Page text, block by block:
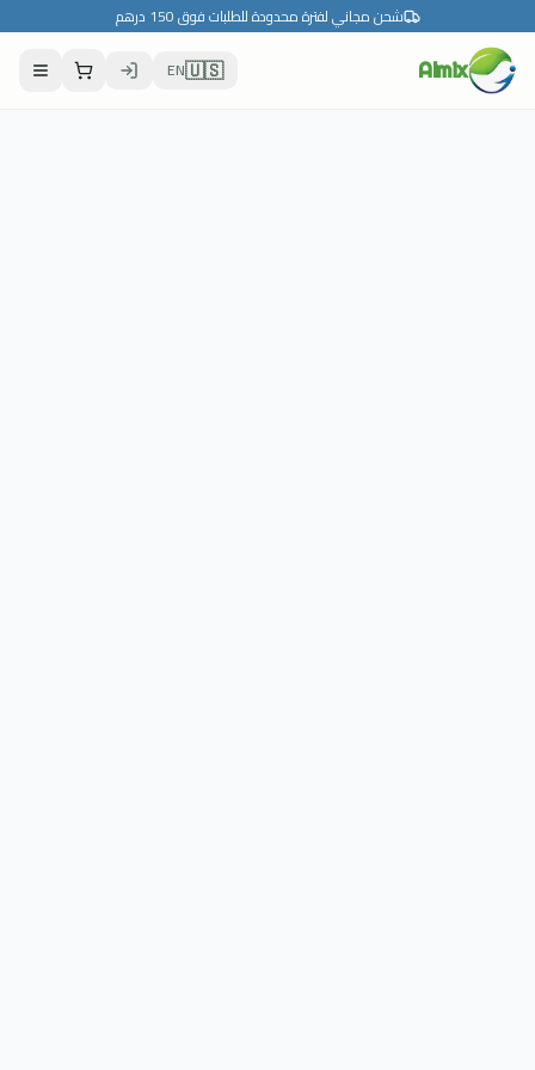
شحن مجاني لفترة محدودة للطلبات فوق 150 درهم
Almix
🇺🇸
EN